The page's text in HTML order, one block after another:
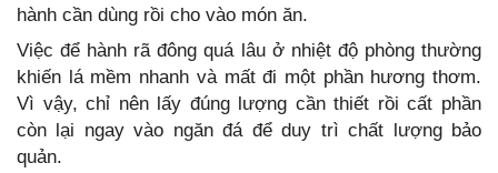
hành cần dùng rồi cho vào món ăn.
Việc để hành rã đông quá lâu ở nhiệt độ phòng thường
khiến lá mềm nhanh và mất đi một phần hương thơm.
Vì vậy, chỉ nên lấy đúng lượng cần thiết rồi cất phần
còn lại ngay vào ngăn đá để duy trì chất lượng bảo
quản.